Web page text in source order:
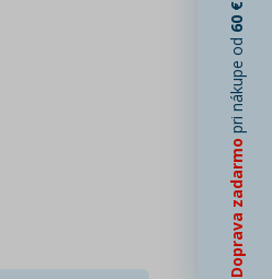
Doprava zadarmo
pri nákupe od
60 €